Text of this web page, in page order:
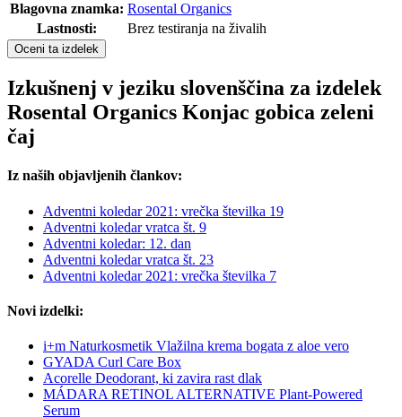
Blagovna znamka: Rosental Organics
Lastnosti:
Brez testiranja na živalih
Oceni ta izdelek
Izkušnenj v jeziku slovenščina za izdelek
Rosental Organics Konjac gobica zeleni
čaj
Iz naših objavljenih člankov:
Adventni koledar 2021: vrečka številka 19
Adventni koledar vratca št. 9
Adventni koledar: 12. dan
Adventni koledar vratca št. 23
Adventni koledar 2021: vrečka številka 7
Novi izdelki:
i+m Naturkosmetik Vlažilna krema bogata z aloe vero
GYADA Curl Care Box
Acorelle Deodorant, ki zavira rast dlak
MÁDARA RETINOL ALTERNATIVE Plant-Powered
Serum